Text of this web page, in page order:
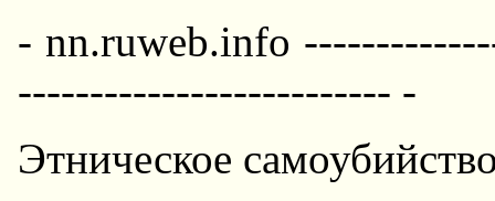
- nn.ruweb.info
-------------------------- -
Этническое